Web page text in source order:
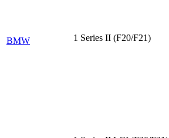
BMW 1 Series II (F20/F21)